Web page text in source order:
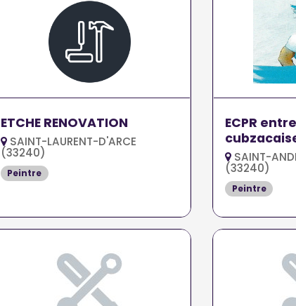
ETCHE RENOVATION
SAINT-LAURENT-D'ARCE
(33240)
Peintre
ECPR
de...
SAINT-
(33240)
Peintre